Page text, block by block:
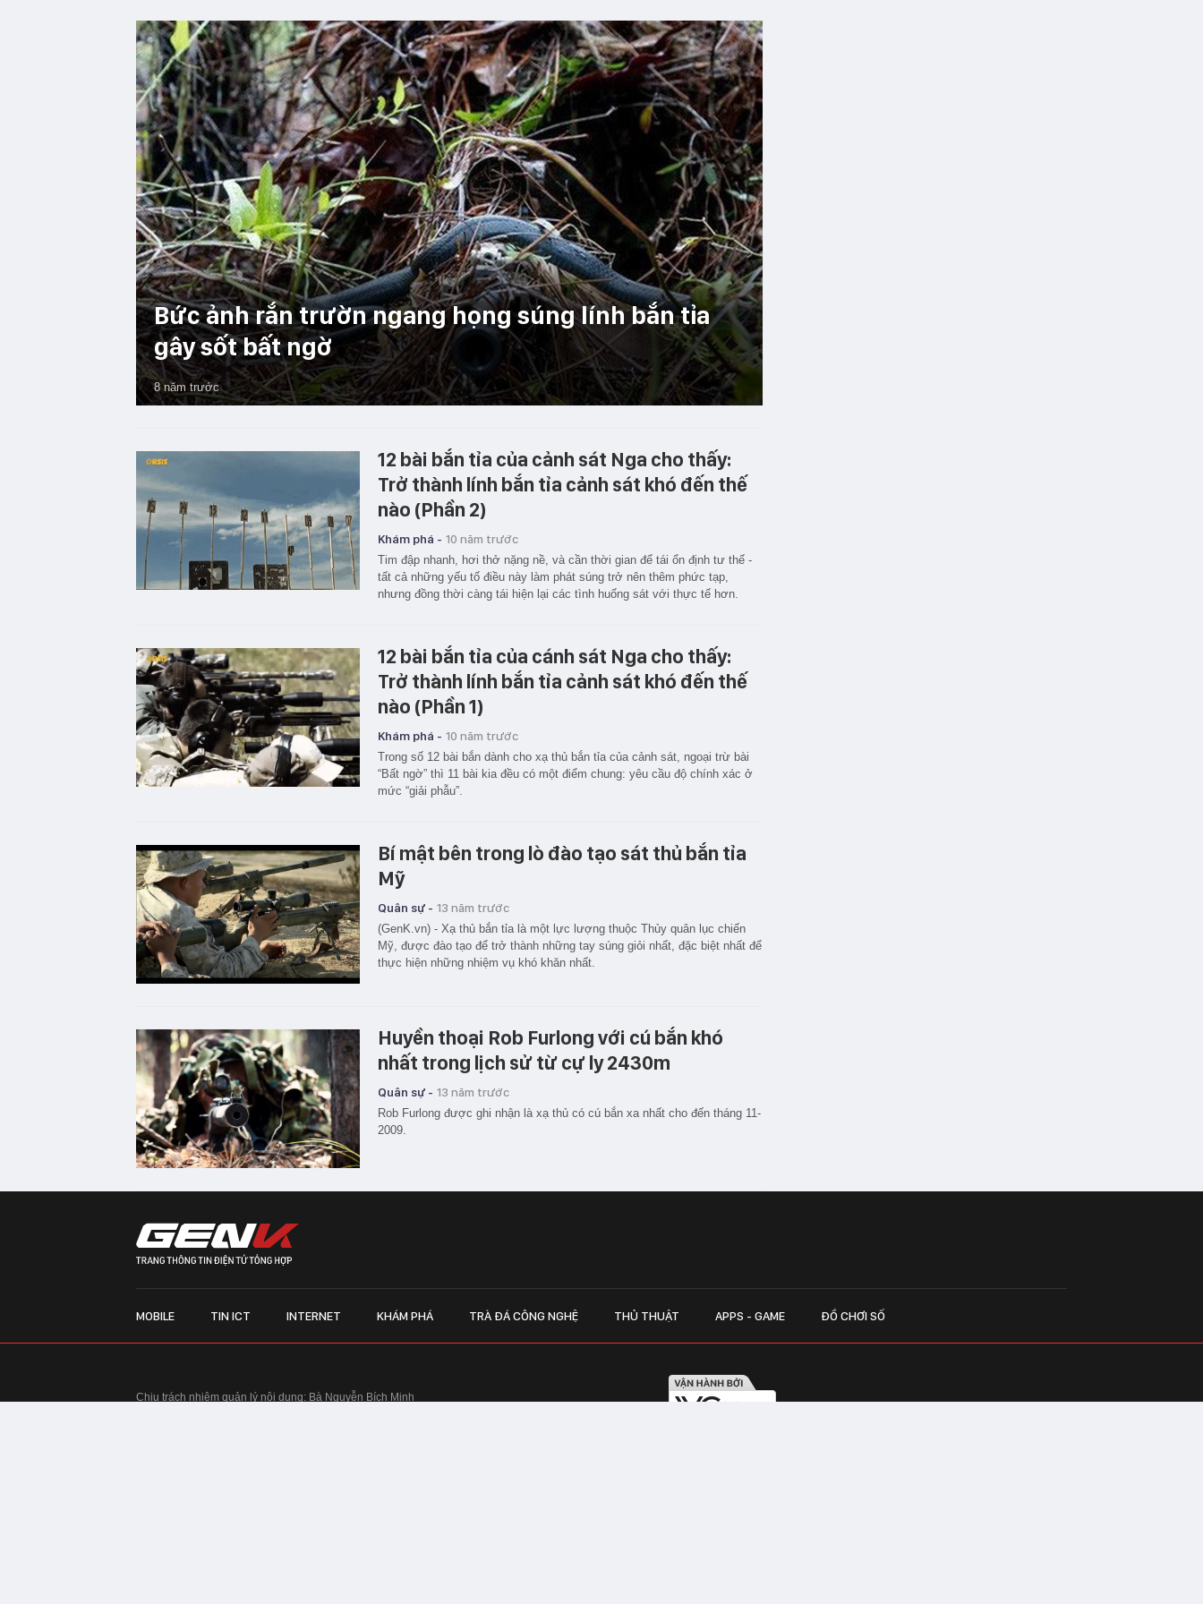
Bức ảnh rắn trườn ngang họng súng lính bắn tỉa
gây sốt bất ngờ
8 năm trước
12 bài bắn tỉa của cảnh sát Nga cho thấy:
Trở thành lính bắn tỉa cảnh sát khó đến thế
nào (Phần 2)
Khám phá - 10 năm trước
Tim đập nhanh, hơi thở nặng nề, và cần thời gian để tái ổn định tư thế -
tất cả những yếu tố điều này làm phát súng trở nên thêm phức tạp,
nhưng đồng thời càng tái hiện lại các tình huống sát với thực tế hơn.
12 bài bắn tỉa của cánh sát Nga cho thấy:
Trở thành lính bắn tỉa cảnh sát khó đến thế
nào (Phần 1)
Khám phá - 10 năm trước
Trong số 12 bài bắn dành cho xạ thủ bắn tỉa của cảnh sát, ngoại trừ bài
“Bất ngờ” thì 11 bài kia đều có một điểm chung: yêu cầu độ chính xác ở
mức “giải phẫu”.
Bí mật bên trong lò đào tạo sát thủ bắn tỉa
Mỹ
Quân sự - 13 năm trước
(GenK.vn) - Xạ thủ bắn tỉa là một lực lượng thuộc Thủy quân lục chiến
Mỹ, được đào tạo để trở thành những tay súng giỏi nhất, đặc biệt nhất để
thực hiện những nhiệm vụ khó khăn nhất.
Huyền thoại Rob Furlong với cú bắn khó
nhất trong lịch sử từ cự ly 2430m
Quân sự - 13 năm trước
Rob Furlong được ghi nhận là xạ thủ có cú bắn xa nhất cho đến tháng 11-
2009.
MOBILE TIN ICT INTERNET KHÁM PHÁ TRÀ ĐÁ CÔNG NGHỆ THỦ THUẬT APPS - GAME ĐỒ CHƠI SỐ
Chịu trách nhiệm quản lý nội dung: Bà Nguyễn Bích Minh